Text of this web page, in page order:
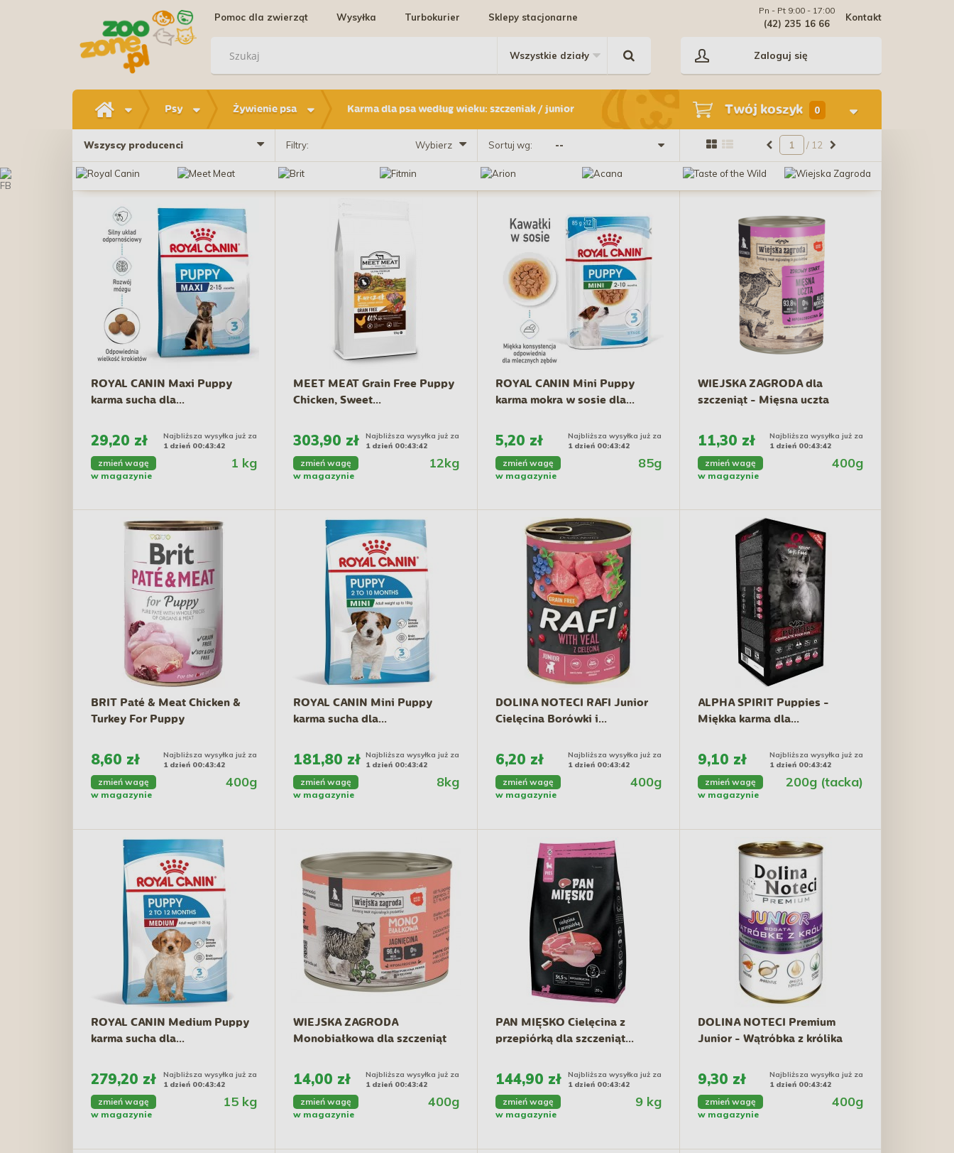
Pomoc dla zwierząt Wysyłka Turbokurier Sklepy stacjonarne Kontakt
Pn - Pt 9:00 - 17:00
(42) 235 16 66
Zaloguj się
Psy Żywienie psa Karma dla psa według wieku: szczeniak / junior Twój koszyk 0
Wszyscy producenci Filtry: Wybierz Sortuj wg: / 12
ROYAL CANIN Maxi Puppy
karma sucha dla...
29,20 zł
Najbliższa wysyłka już za
1 dzień 00:43:41
zmień wagę 1 kg
w magazynie
MEET MEAT Grain Free Puppy
Chicken, Sweet...
303,90 zł
Najbliższa wysyłka już za
1 dzień 00:43:41
zmień wagę 12kg
w magazynie
ROYAL CANIN Mini Puppy
karma mokra w sosie dla...
5,20 zł
Najbliższa wysyłka już za
1 dzień 00:43:41
zmień wagę 85g
w magazynie
WIEJSKA ZAGRODA dla
szczeniąt - Mięsna uczta
11,30 zł
Najbliższa wysyłka już za
1 dzień 00:43:41
zmień wagę 400g
w magazynie
BRIT Paté & Meat Chicken &
Turkey For Puppy
8,60 zł
Najbliższa wysyłka już za
1 dzień 00:43:41
zmień wagę 400g
w magazynie
ROYAL CANIN Mini Puppy
karma sucha dla...
181,80 zł Najbliższa wysyłka już za
1 dzień 00:43:41
zmień wagę 8kg
w magazynie
DOLINA NOTECI RAFI Junior
Cielęcina Borówki i...
6,20 zł
Najbliższa wysyłka już za
1 dzień 00:43:41
zmień wagę 400g
w magazynie
ALPHA SPIRIT Puppies -
Miękka karma dla...
9,10 zł
Najbliższa wysyłka już za
1 dzień 00:43:41
zmień wagę 200g (tacka)
w magazynie
ROYAL CANIN Medium Puppy
karma sucha dla...
279,20 zł
Najbliższa wysyłka już za
1 dzień 00:43:41
zmień wagę 15 kg
w magazynie
WIEJSKA ZAGRODA
Monobiałkowa dla szczeniąt
14,00 zł
Najbliższa wysyłka już za
1 dzień 00:43:41
zmień wagę 400g
w magazynie
PAN MIĘSKO Cielęcina z
przepiórką dla szczeniąt...
144,90 zł
Najbliższa wysyłka już za
1 dzień 00:43:41
zmień wagę 9 kg
w magazynie
DOLINA NOTECI Premium
Junior - Wątróbka z królika
9,30 zł
Najbliższa wysyłka już za
1 dzień 00:43:41
zmień wagę 400g
w magazynie